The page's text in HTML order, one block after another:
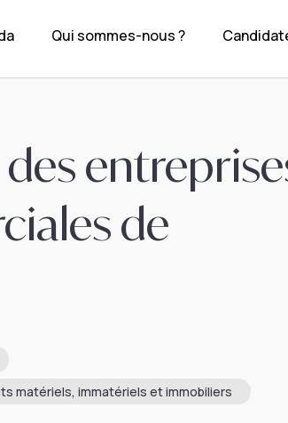
Qui sommes-nous ?
de
matériels, immatériels et immobiliers